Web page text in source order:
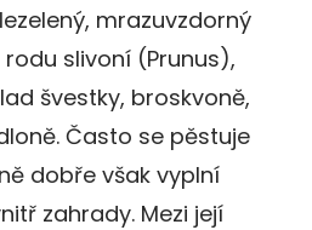
mrazuvzdorný
slivoní (Prunus),
švestky, broskvoně,
Často se pěstuje
dobře však vyplní
zahrady. Mezi její